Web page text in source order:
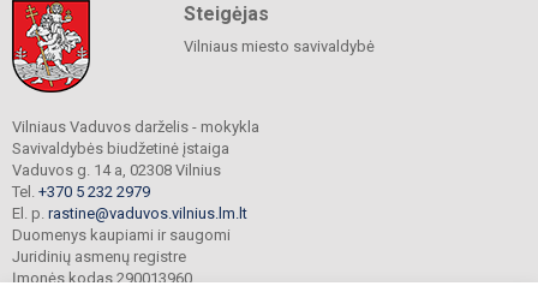
Steigėjas
Vilniaus miesto savivaldybė
Vilniaus Vaduvos darželis - mokykla
Savivaldybės biudžetinė įstaiga
Vaduvos g. 14 a, 02308 Vilnius
Tel. +370 5 232 2979
El. p. rastine@vaduvos.vilnius.lm.lt
Duomenys kaupiami ir saugomi
Juridinių asmenų registre
Įmonės kodas 290013960